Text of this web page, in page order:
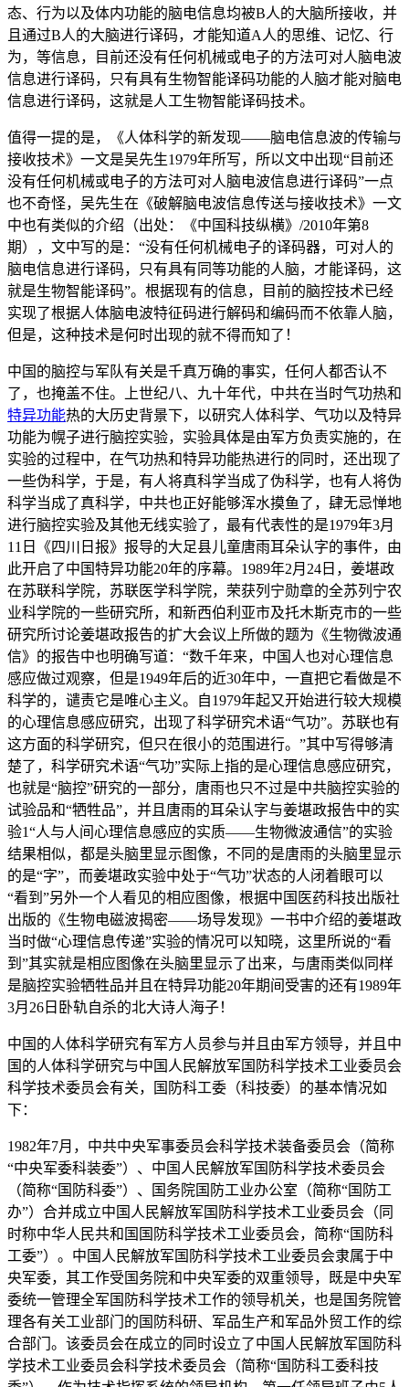
态、行为以及体内功能的脑电信息均被B人的大脑所接收，并
且通过B人的大脑进行译码，才能知道A人的思维、记忆、行
为，等信息，目前还没有任何机械或电子的方法可对人脑电波
信息进行译码，只有具有生物智能译码功能的人脑才能对脑电
信息进行译码，这就是人工生物智能译码技术。
值得一提的是，《人体科学的新发现——脑电信息波的传输与
接收技术》一文是吴先生1979年所写，所以文中出现“目前还
没有任何机械或电子的方法可对人脑电波信息进行译码”一点
也不奇怪，吴先生在《破解脑电波信息传送与接收技术》一文
中也有类似的介绍（出处：《中国科技纵横》/2010年第8
期），文中写的是：“没有任何机械电子的译码器，可对人的
脑电信息进行译码，只有具有同等功能的人脑，才能译码，这
就是生物智能译码”。根据现有的信息，目前的脑控技术已经
实现了根据人体脑电波特征码进行解码和编码而不依靠人脑，
但是，这种技术是何时出现的就不得而知了！
中国的脑控与军队有关是千真万确的事实，任何人都否认不
了，也掩盖不住。上世纪八、九十年代，中共在当时气功热和
特异功能热的大历史背景下，以研究人体科学、气功以及特异
功能为幌子进行脑控实验，实验具体是由军方负责实施的，在
实验的过程中，在气功热和特异功能热进行的同时，还出现了
一些伪科学，于是，有人将真科学当成了伪科学，也有人将伪
科学当成了真科学，中共也正好能够浑水摸鱼了，肆无忌惮地
进行脑控实验及其他无线实验了，最有代表性的是1979年3月
11日《四川日报》报导的大足县儿童唐雨耳朵认字的事件，由
此开启了中国特异功能20年的序幕。1989年2月24日，姜堪政
在苏联科学院，苏联医学科学院，荣获列宁勋章的全苏列宁农
业科学院的一些研究所，和新西伯利亚市及托木斯克市的一些
研究所讨论姜堪政报告的扩大会议上所做的题为《生物微波通
信》的报告中也明确写道：“数千年来，中国人也对心理信息
感应做过观察，但是1949年后的近30年中，一直把它看做是不
科学的，谴责它是唯心主义。自1979年起又开始进行较大规模
的心理信息感应研究，出现了科学研究术语“气功”。苏联也有
这方面的科学研究，但只在很小的范围进行。”其中写得够清
楚了，科学研究术语“气功”实际上指的是心理信息感应研究，
也就是“脑控”研究的一部分，唐雨也只不过是中共脑控实验的
试验品和“牺牲品”，并且唐雨的耳朵认字与姜堪政报告中的实
验1“人与人间心理信息感应的实质——生物微波通信”的实验
结果相似，都是头脑里显示图像，不同的是唐雨的头脑里显示
的是“字”，而姜堪政实验中处于“气功”状态的人闭着眼可以
“看到”另外一个人看见的相应图像，根据中国医药科技出版社
出版的《生物电磁波揭密——场导发现》一书中介绍的姜堪政
当时做“心理信息传递”实验的情况可以知晓，这里所说的“看
到”其实就是相应图像在头脑里显示了出来，与唐雨类似同样
是脑控实验牺牲品并且在特异功能20年期间受害的还有1989年
3月26日卧轨自杀的北大诗人海子！
中国的人体科学研究有军方人员参与并且由军方领导，并且中
国的人体科学研究与中国人民解放军国防科学技术工业委员会
科学技术委员会有关，国防科工委（科技委）的基本情况如
下：
1982年7月，中共中央军事委员会科学技术装备委员会（简称
“中央军委科装委”）、中国人民解放军国防科学技术委员会
（简称“国防科委”）、国务院国防工业办公室（简称“国防工
办”）合并成立中国人民解放军国防科学技术工业委员会（同
时称中华人民共和国国防科学技术工业委员会，简称“国防科
工委”）。中国人民解放军国防科学技术工业委员会隶属于中
央军委，其工作受国务院和中央军委的双重领导，既是中央军
委统一管理全军国防科学技术工作的领导机关，也是国务院管
理各有关工业部门的国防科研、军品生产和军品外贸工作的综
合部门。该委员会在成立的同时设立了中国人民解放军国防科
学技术工业委员会科学技术委员会（简称“国防科工委科技